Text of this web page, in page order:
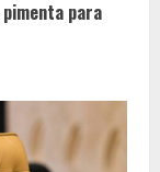
para